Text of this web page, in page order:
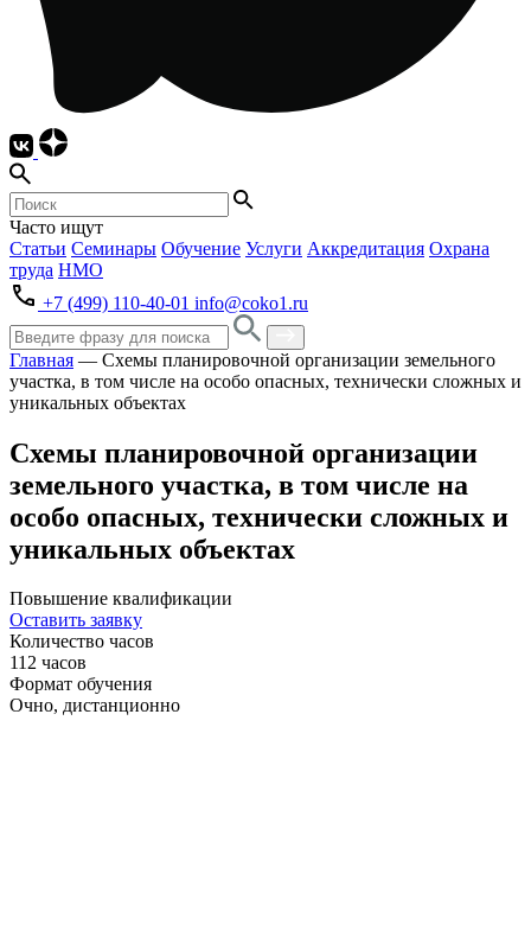
Часто ищут
Статьи Семинары Обучение Услуги Аккредитация Охрана
труда НМО
+7 (499) 110-40-01 info@coko1.ru
Главная — Схемы планировочной организации земельного
участка, в том числе на особо опасных, технически сложных и
уникальных объектах
Схемы планировочной организации
земельного участка, в том числе на
особо опасных, технически сложных и
уникальных объектах
Повышение квалификации
Оставить заявку
Количество часов
112 часов
Формат обучения
Очно, дистанционно